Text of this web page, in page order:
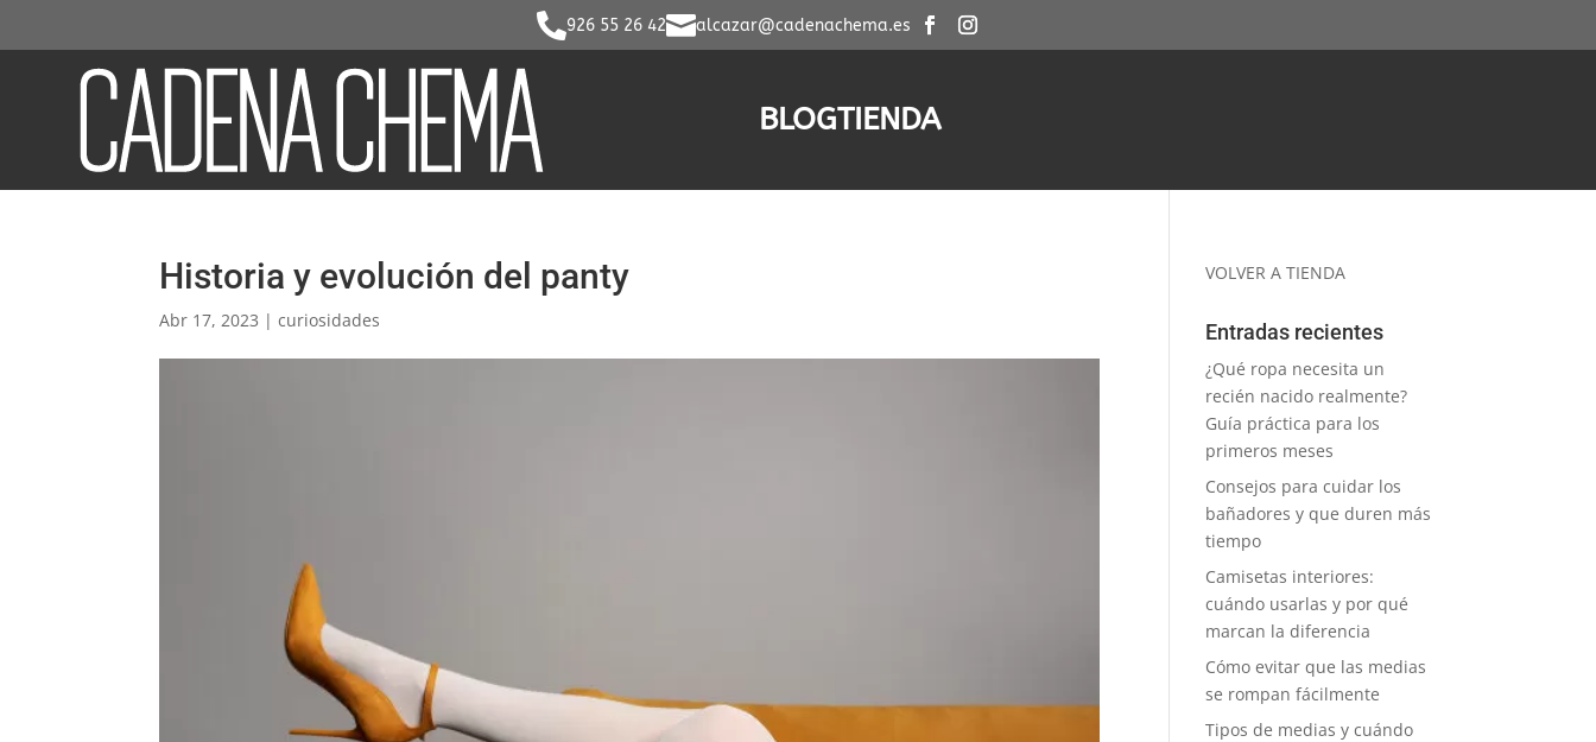
926 55 26 42alcazar@cadenachema.es
BLOGTIENDA
Historia y evolución del panty
Abr 17, 2023 |curiosidades
VOLVER A TIENDA
Entradas recientes
¿Qué ropa necesita un
recién nacido realmente?
Guía práctica para los
primeros meses
Consejos para cuidar los
bañadores y que duren más
tiempo
Camisetas interiores:
cuándo usarlas y por qué
marcan la diferencia
Cómo evitar que las medias
se rompan fácilmente
Tipos de medias y cuándo